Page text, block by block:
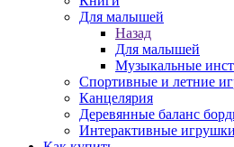
Для малышей
Назад
Для малышей
Музыкальные
Спортивные и летние
Канцелярия
Деревянные баланс
Интерактивные игрушки